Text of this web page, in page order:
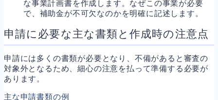
な事業計画書を作成します。なぜこの事業が必要
で、補助金が不可欠なのかを明確に記述します。
申請に必要な主な書類と作成時の注意点
申請には多くの書類が必要となり、不備があると審査の
対象外となるため、細心の注意を払って準備する必要が
あります。
主な申請書類の例